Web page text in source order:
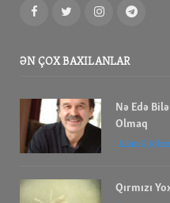
FacebookTwitterInstagram
ƏN ÇOX BAXILANLAR
Nə Edə
Olmaq
Allan G
Qırmızı